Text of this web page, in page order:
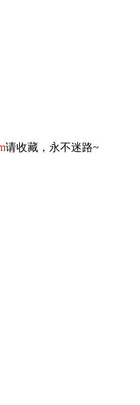
请收藏，永不迷路~